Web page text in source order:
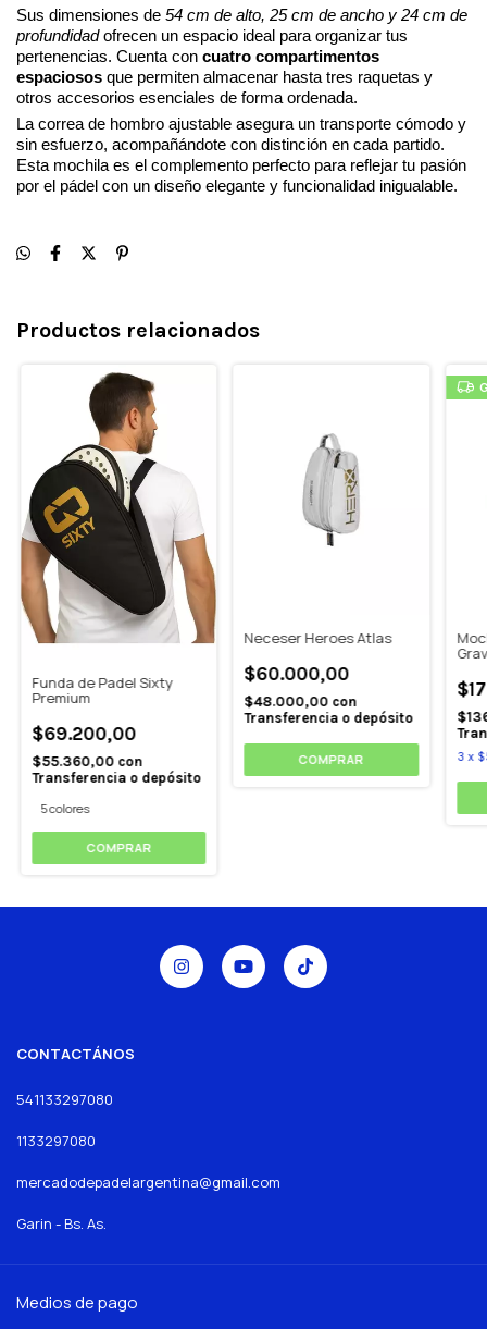
Sus dimensiones de 54 cm de alto, 25 cm de ancho y 24 cm de
profundidadofrecen un espacio ideal para organizar tus
pertenencias. Cuenta con cuatro compartimentos
espaciosos que permiten almacenar hasta tres raquetas y
otros accesorios esenciales de forma ordenada.
La correa de hombro ajustable asegura un transporte cómodo y
sin esfuerzo, acompañándote con distinción en cada partido.
Esta mochila es el complemento perfecto para reflejar tu pasión
por el pádel con un diseño elegante y funcionalidad inigualable.
Productos relacionados
Funda de Padel Sixty
Premium
$69.200,00
$55.360,00 con
Transferencia o depósito
5 colores
COMPRAR
Neceser Heroes Atlas
$60.000,00
$48.000,00 con
Transferencia o depósito
3 x
CONTACTÁNOS
541133297080
1133297080
mercadodepadelargentina@gmail.com
Garin - Bs. As.
Medios de pago